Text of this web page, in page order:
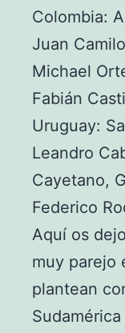
Colombia:
Juan
Michael
Fabián
Uruguay:
Leandro
Cayetano,
Federico
Aquí os
muy parejo
plantean